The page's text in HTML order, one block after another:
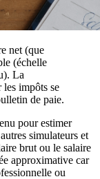
net (que
(échelle
La
les impôts se
de paie.
pour estimer
simulateurs et
brut ou le salaire
approximative car
ou